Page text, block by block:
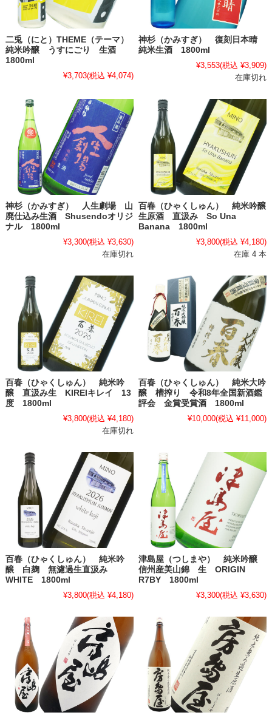
二兎（にと）THEME（テーマ）
純米吟醸 うすにごり 生酒
1800ml
¥3,703(税込 ¥4,074)
神杉（かみすぎ） 復刻日本晴
純米生酒 1800ml
¥3,553(税込 ¥3,909)
在庫切れ
神杉（かみすぎ） 人生劇場 山
廃仕込み生酒 Shusendoオリジ
ナル 1800ml
¥3,300(税込 ¥3,630)
在庫切れ
百春（ひゃくしゅん） 純米吟醸
生原酒 直汲み So Una
Banana 1800ml
¥3,800(税込 ¥4,180)
在庫 4 本
百春（ひゃくしゅん） 純米吟
醸 直汲み生 KIREIキレイ 13
度 1800ml
¥3,800(税込 ¥4,180)
在庫切れ
百春（ひゃくしゅん） 純米大吟
醸 槽搾り 令和8年全国新酒鑑
評会 金賞受賞酒 1800ml
¥10,000(税込 ¥11,000)
百春（ひゃくしゅん） 純米吟
醸 白麹 無濾過生直汲み
WHITE 1800ml
¥3,800(税込 ¥4,180)
津島屋（つしまや） 純米吟醸
信州産美山錦 生 ORIGIN
R7BY 1800ml
¥3,300(税込 ¥3,630)